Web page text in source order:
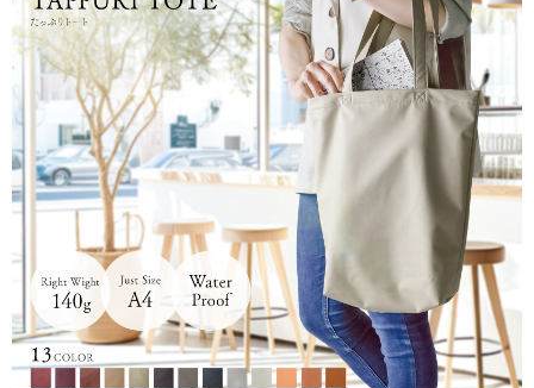
カ
ブ
ロ
会